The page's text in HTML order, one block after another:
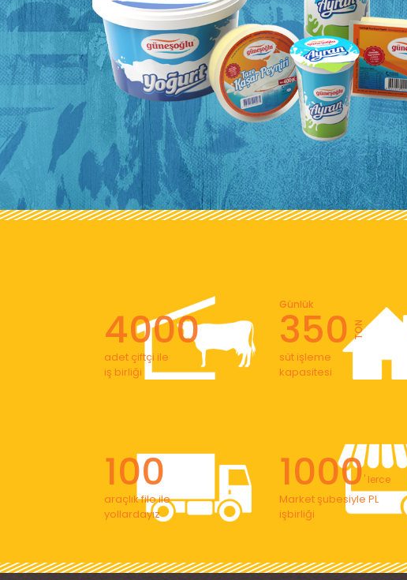
4000
adet çiftçi ile
iş birliği
350
Günlük
TON
süt işleme
kapasitesi
100
araçlık filo ile
yollardayız
1000' lerce
Market şubesiyle PL
işbirliği